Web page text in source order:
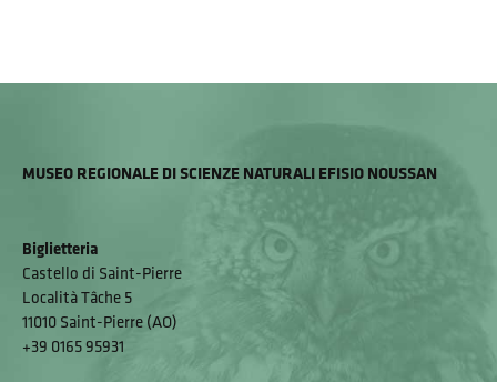
MUSEO REGIONALE DI SCIENZE NATURALI EFISIO NOUSSAN
Biglietteria
Castello di Saint-Pierre
Località Tâche 5
11010 Saint-Pierre (AO)
+39 0165 95931